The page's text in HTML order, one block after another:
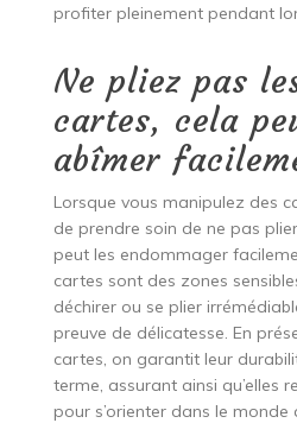
profiter pleinement pendant
Ne pliez pas
cartes, cela
abîmer
Lorsque vous manipulez des
de prendre soin de ne pas
peut les endommager
cartes sont des zones
déchirer ou se plier
preuve de délicatesse. En
cartes, on garantit leur
terme, assurant ainsi qu’elles
pour s’orienter dans le monde